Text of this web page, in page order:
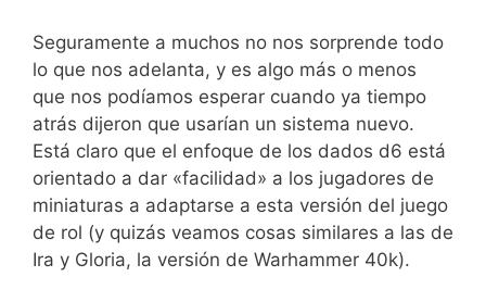
Seguramente a muchos no nos sorprende todo
lo que nos adelanta, y es algo más o menos
que nos podíamos esperar cuando ya tiempo
atrás dijeron que usarían un sistema nuevo.
Está claro que el enfoque de los dados d6 está
orientado a dar «facilidad» a los jugadores de
miniaturas a adaptarse a esta versión del juego
de rol (y quizás veamos cosas similares a las de
Ira y Gloria, la versión de Warhammer 40k).